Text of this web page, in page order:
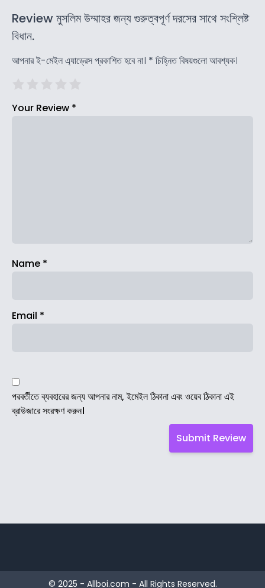
Review মুসলিম উম্মাহর জন্য গুরুত্বপূর্ণ দরসের সাথে সংশ্লিষ্ট
বিধান.
আপনার ই-মেইল এ্যাড্রেস প্রকাশিত হবে না। * চিহ্নিত বিষয়গুলো আবশ্যক।
Your Review *
Name *
Email *
পরবর্তীতে ব্যবহারের জন্য আপনার নাম, ইমেইল ঠিকানা এবং ওয়েব ঠিকানা এই
ব্রাউজারে সংরক্ষণ করুন।
© 2025 - Allboi.com - All Rights Reserved.